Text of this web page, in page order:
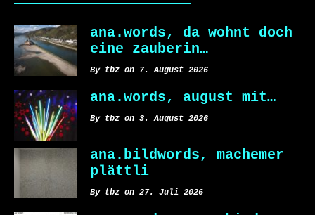
ana.words, da wohnt doch
eine zauberin…
By tbz on 7. August 2026
ana.words, august mit…
By tbz on 3. August 2026
ana.bildwords, machemer
plättli
By tbz on 27. Juli 2026